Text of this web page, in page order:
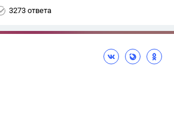
3273 ответа